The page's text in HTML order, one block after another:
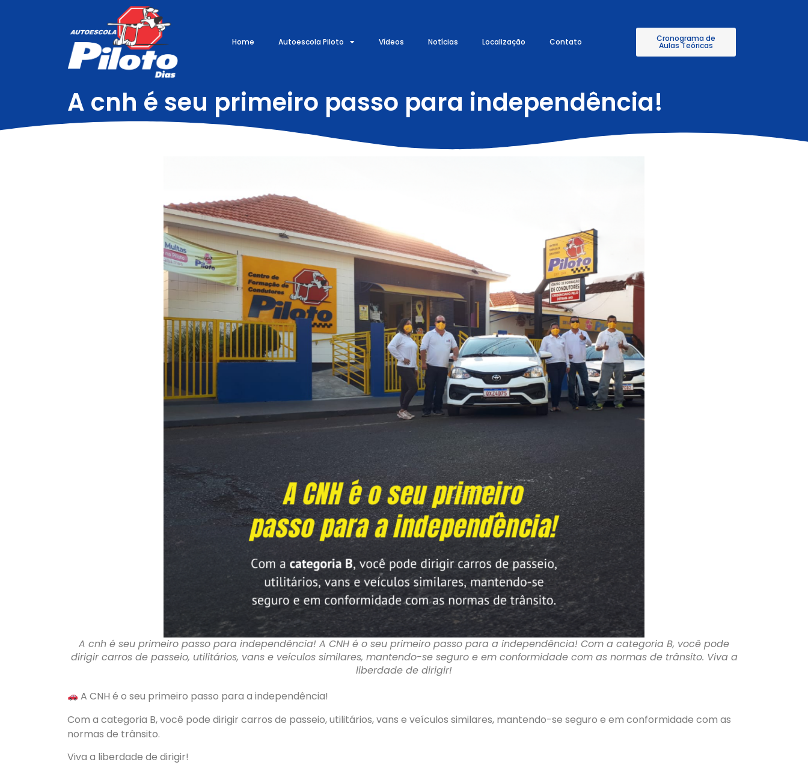
Home Autoescola Piloto Vídeos Notícias Localização Contato Cronograma de
Aulas Teóricas
A cnh é seu primeiro passo para independência!
A cnh é seu primeiro passo para independência! A CNH é o seu primeiro passo para a independência! Com a categoria B, você pode
dirigir carros de passeio, utilitários, vans e veículos similares, mantendo-se seguro e em conformidade com as normas de trânsito. Viva a
liberdade de dirigir!
A CNH é o seu primeiro passo para a independência!
Com a categoria B, você pode dirigir carros de passeio, utilitários, vans e veículos similares, mantendo-se seguro e em conformidade com as
normas de trânsito.
Viva a liberdade de dirigir!